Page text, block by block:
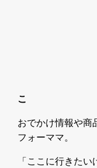
こ
おでかけ情報や商
フォーママ。
「ここに行きた